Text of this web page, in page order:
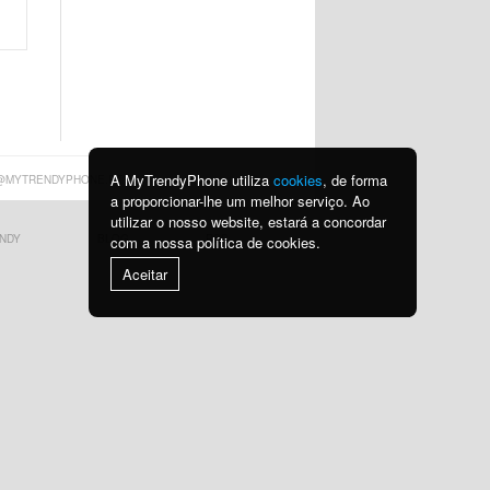
BLOG RSS
A MyTrendyPhone utiliza cookies, de forma
a proporcionar-lhe um melhor serviço. Ao
utilizar o nosso website, estará a concordar
com a nossa política de cookies.
Aceitar